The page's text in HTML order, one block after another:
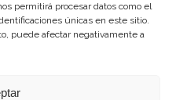
permitirá procesar datos como el
únicas en este sitio.
puede afectar negativamente a
por el Gobierno de